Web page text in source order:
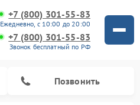
+7 (800) 301-55-83
Ежедневно, с 10:00 до 20:00
+7 (800) 301-55-83
Звонок бесплатный по РФ
Позвонить